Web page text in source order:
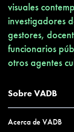
visuales
investigadores
gestores,
funcionarios
otros agentes
Sobre VADB
Acerca de VADB